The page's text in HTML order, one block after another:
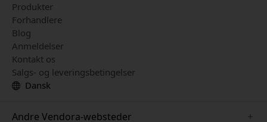
Produkter
Forhandlere
Blog
Anmeldelser
Kontakt os
Salgs- og leveringsbetingelser
Dansk
Andre Vendora-websteder